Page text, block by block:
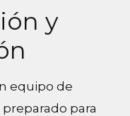
y
equipo de
para